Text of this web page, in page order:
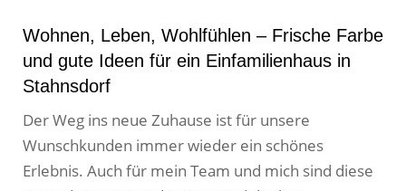
Lieblingsmaler im Porträt
So arbeitet ein moderner Malerbetrieb
Die Werte der MeinMaler – Lieblingsmaler
Wohnen, Leben, Wohlfühlen – Frische Farbe
und gute Ideen für ein Einfamilienhaus in
Stahnsdorf
Der Weg ins neue Zuhause ist für unsere
Wunschkunden immer wieder ein schönes
Erlebnis. Auch für mein Team und mich sind diese